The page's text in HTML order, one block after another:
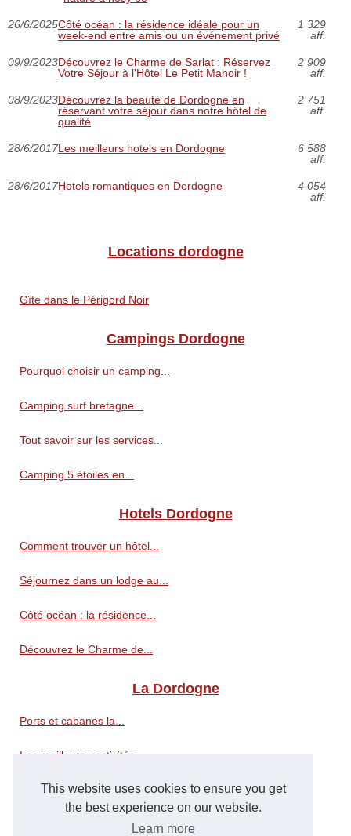
This website uses cookies to ensure you get
the best experience on our website.
Learn more
26/6/2025Côté océan : la résidence idéale pour un
week-end entre amis ou un événement privé
1 329
aff.
09/9/2023Découvrez le Charme de Sarlat : Réservez
Votre Séjour à l'Hôtel Le Petit Manoir !
2 909
aff.
08/9/2023Découvrez la beauté de Dordogne en
réservant votre séjour dans notre hôtel de
qualité
2 751
aff.
28/6/2017Les meilleurs hotels en Dordogne
6 588
aff.
28/6/2017Hotels romantiques en Dordogne
4 054
aff.
Locations dordogne
Gîte dans le Périgord Noir
Campings Dordogne
Pourquoi choisir un camping...
Camping surf bretagne...
Tout savoir sur les services...
Camping 5 étoiles en...
Hotels Dordogne
Comment trouver un hôtel...
Séjournez dans un lodge au...
Côté océan : la résidence...
Découvrez le Charme de...
La Dordogne
Ports et cabanes la...
Les meilleures activités...
Observer la faune et la flore...
Que visiter autour d'hossegor...